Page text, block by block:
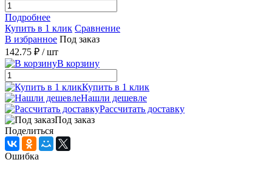
Подробнее
Купить в 1 клик Сравнение
В избранное Под заказ
142.75 ₽ / шт
В корзину
Купить в 1 клик
Нашли дешевле
Рассчитать доставку
Под заказ
Поделиться
Ошибка